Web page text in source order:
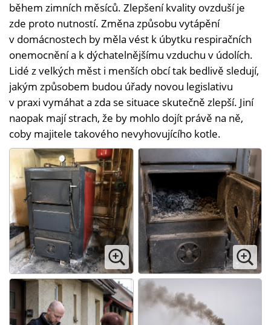
během zimních měsíců. Zlepšení kvality ovzduší je
zde proto nutností. Změna způsobu vytápění
v domácnostech by měla vést k úbytku respiračních
onemocnění a k dýchatelnějšímu vzduchu v údolích.
Lidé z velkých měst i menších obcí tak bedlivě sledují,
jakým způsobem budou úřady novou legislativu
v praxi vymáhat a zda se situace skutečně zlepší. Jiní
naopak mají strach, že by mohlo dojít právě na ně,
coby majitele takového nevyhovujícího kotle.